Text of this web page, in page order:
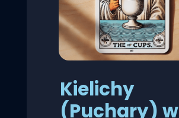
Kielichy
(Puchary) w